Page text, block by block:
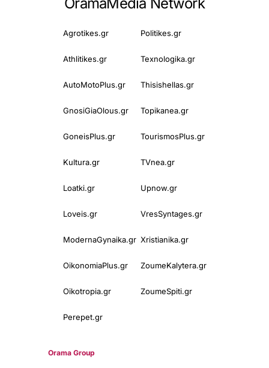
Agrotikes.gr Politikes.gr
Athlitikes.gr Texnologika.gr
AutoMotoPlus.gr Thisishellas.gr
GnosiGiaOlous.gr Topikanea.gr
GoneisPlus.gr TourismosPlus.gr
Kultura.gr TVnea.gr
Loatki.gr Upnow.gr
Loveis.gr VresSyntages.gr
ModernaGynaika.gr Xristianika.gr
OikonomiaPlus.gr ZoumeKalytera.gr
Oikotropia.gr ZoumeSpiti.gr
Perepet.gr
Orama Group